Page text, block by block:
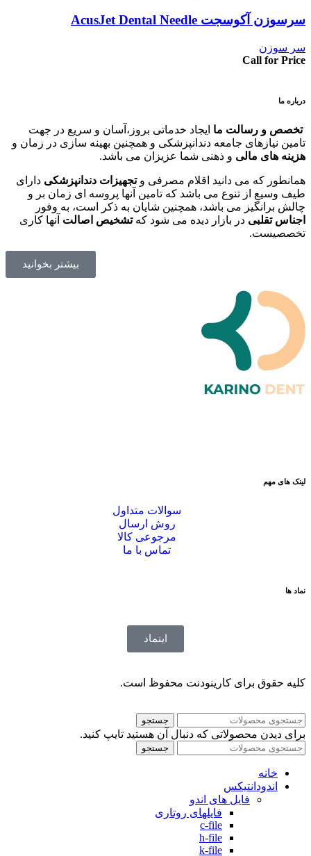
سرسوزن آکوسجت AcusJet Dental Needle
سر سوزن
Call for Price
درباره ما
تخصص و رسالت ما ایجاد خدماتی بروز،آسان و سریع در جهت
تامین نیازهای جامعه دندانپزشکی و همچنین بهینه سازی در زمان و
هزینه های مالی و ذهنی شما عزیزان می باشد.
همانطور که می دانید اقلام مصرفی وتجهیزات دندانپزشکی دارای
طیف وسیع از تنوع می باشد که تامین آنها پروسه ای زمان بر و
چالش برانگیز می باشد، همچنین شایان به ذکر است، به وفور
اجناس تقلبی در بازار دیده می شود کهتشخیص اصالت آنها کاری
تخصصیست.
بیشتر بخوانید
لینک های مهم
سوالات متداول
روش ارسال
مرجوعی کالا
تماس با ما
نماد ها
اینماد
کلیه حقوق برای کارینودنت محفوظ است.
جستجو
برای دیدن محصولاتی که دنبال آن هستید تایپ کنید.
جستجو
خانه
اندودانتیکس
فایل های اندو
فایلهای روتاری
c-file
h-file
k-file